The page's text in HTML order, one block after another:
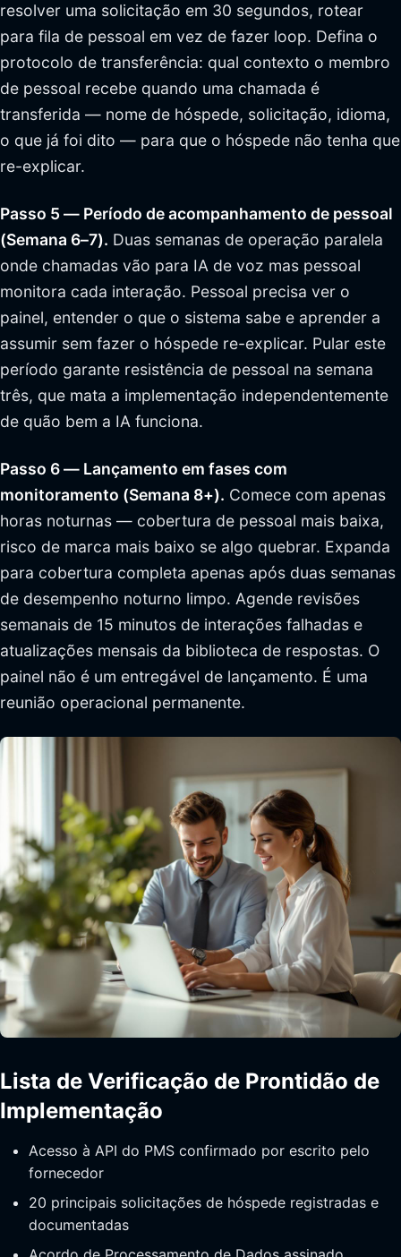
resolver uma solicitação em 30 segundos, rotear
para fila de pessoal em vez de fazer loop. Defina o
protocolo de transferência: qual contexto o membro
de pessoal recebe quando uma chamada é
transferida — nome de hóspede, solicitação, idioma,
o que já foi dito — para que o hóspede não tenha que
re-explicar.
Passo 5 — Período de acompanhamento de pessoal
(Semana 6–7). Duas semanas de operação paralela
onde chamadas vão para IA de voz mas pessoal
monitora cada interação. Pessoal precisa ver o
painel, entender o que o sistema sabe e aprender a
assumir sem fazer o hóspede re-explicar. Pular este
período garante resistência de pessoal na semana
três, que mata a implementação independentemente
de quão bem a IA funciona.
Passo 6 — Lançamento em fases com
monitoramento (Semana 8+). Comece com apenas
horas noturnas — cobertura de pessoal mais baixa,
risco de marca mais baixo se algo quebrar. Expanda
para cobertura completa apenas após duas semanas
de desempenho noturno limpo. Agende revisões
semanais de 15 minutos de interações falhadas e
atualizações mensais da biblioteca de respostas. O
painel não é um entregável de lançamento. É uma
reunião operacional permanente.
Lista de Verificação de Prontidão de
Implementação
Acesso à API do PMS confirmado por escrito pelo
fornecedor
20 principais solicitações de hóspede registradas e
documentadas